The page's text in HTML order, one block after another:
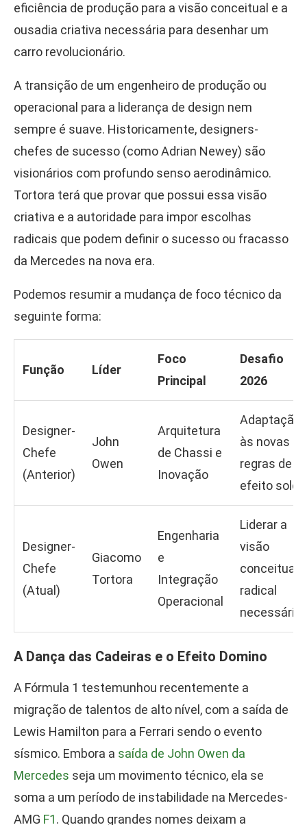
eficiência de produção para a visão conceitual e a
ousadia criativa necessária para desenhar um
carro revolucionário.
A transição de um engenheiro de produção ou
operacional para a liderança de design nem
sempre é suave. Historicamente, designers-
chefes de sucesso (como Adrian Newey) são
visionários com profundo senso aerodinâmico.
Tortora terá que provar que possui essa visão
criativa e a autoridade para impor escolhas
radicais que podem definir o sucesso ou fracasso
da Mercedes na nova era.
Podemos resumir a mudança de foco técnico da
seguinte forma:
Função Líder
Foco
Principal
Desafio
2026
Designer-
Chefe
(Anterior)
John
Owen
Arquitetura
de Chassi e
Inovação
Adaptação
às novas
regras de
efeito solo.
Designer-
Chefe
(Atual)
Giacomo
Tortora
Engenharia
e
Integração
Operacional
Liderar a
visão
conceitual
radical
necessária.
A Dança das Cadeiras e o Efeito Domino
A Fórmula 1 testemunhou recentemente a
migração de talentos de alto nível, com a saída de
Lewis Hamilton para a Ferrari sendo o evento
sísmico. Embora a saída de John Owen da
Mercedes seja um movimento técnico, ela se
soma a um período de instabilidade na Mercedes-
AMG F1. Quando grandes nomes deixam a